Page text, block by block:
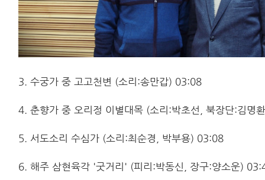
3. 수궁가 중 고고천변 (소리:송만갑) 03:08
4. 춘향가 중 오리정 이별대목 (소리:박초선, 북장단:김명
5. 서도소리 수심가 (소리:최순경, 박부용) 03:08
6. 해주 삼현육각 '굿거리' (피리:박동신, 장구:양소운)